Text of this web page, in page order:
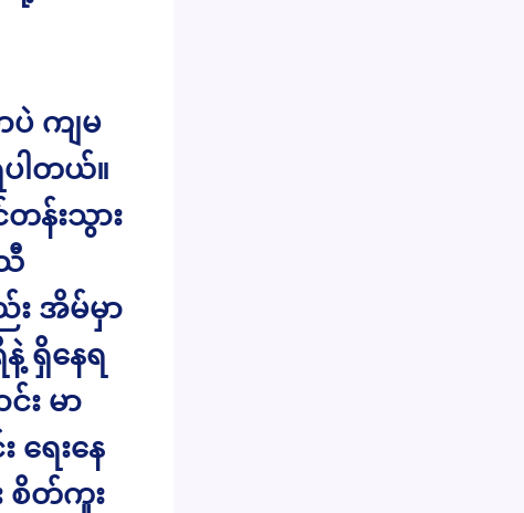
ပဲ ကျမ
ါတယ်။
န်းသွား
အိမ်မှာ
ရှိနေရ
း မာ
ေးနေ
စိတ်ကူး